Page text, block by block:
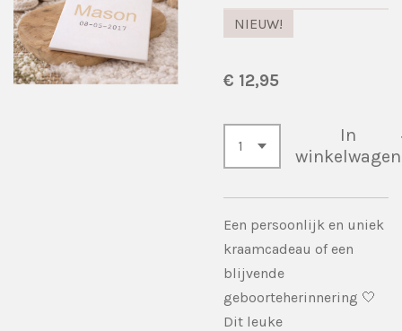
NIEUW!
€ 12,95
In
winkelwagen
Een persoonlijk en uniek
kraamcadeau of een
blijvende
geboorteherinnering 🤍
Dit leuke